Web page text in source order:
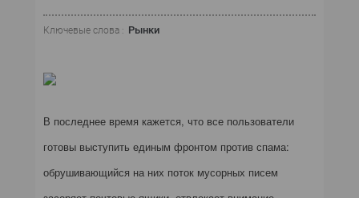
Ключевые слова : Рынки
В последнее время кажется, что все пользователи
готовы выступить единым фронтом против спама:
обрушивающийся на них поток мусорных писем